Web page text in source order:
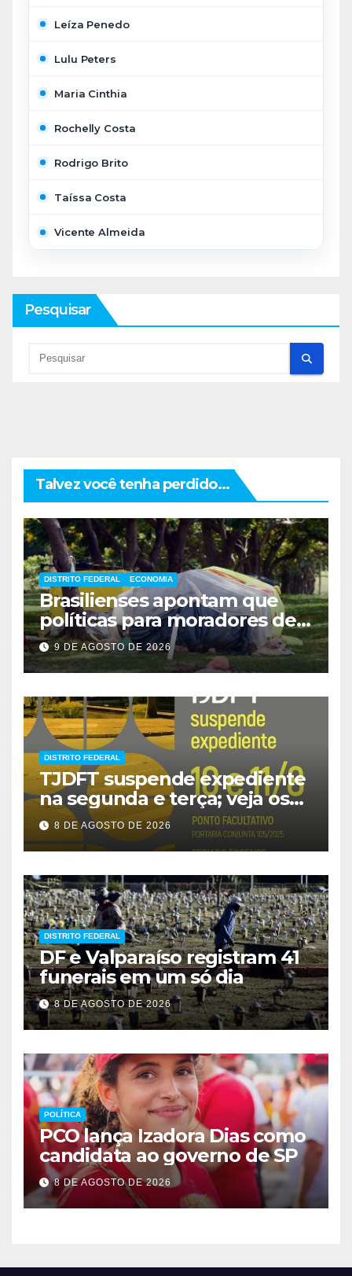
Leíza Penedo
Lulu Peters
Maria Cinthia
Rochelly Costa
Rodrigo Brito
Taíssa Costa
Vicente Almeida
Pesquisar
Talvez você tenha perdido...
DISTRITO FEDERAL ECONOMIA
Brasilienses apontam que
políticas para moradores de
rua influenciam voto
9 DE AGOSTO DE 2026
DISTRITO FEDERAL
TJDFT suspende expediente
na segunda e terça; veja os
prazos
8 DE AGOSTO DE 2026
DISTRITO FEDERAL
DF e Valparaíso registram 41
funerais em um só dia
8 DE AGOSTO DE 2026
POLÍTICA
PCO lança Izadora Dias como
candidata ao governo de SP
8 DE AGOSTO DE 2026